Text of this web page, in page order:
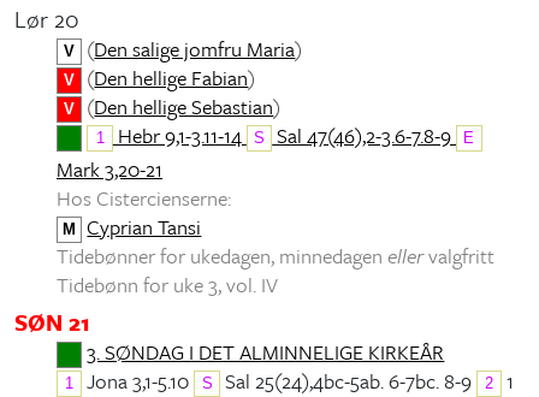
Lør 20
V (Den salige jomfru Maria)
V (Den hellige Fabian)
V (Den hellige Sebastian)
1 Hebr 9,1-3.11-14 S Sal 47(46),2-3.6-7.8-9 E
Mark 3,20-21
Hos Cistercienserne:
M
Cyprian Tansi
Tidebønner for ukedagen, minnedagen ellervalgfritt
Tidebønn for uke 3, vol. IV
SØN 21
3. SØNDAG I DET ALMINNELIGE KIRKEÅR
1 Jona 3,1-5.10 S Sal 25(24),4bc-5ab. 6-7bc. 8-9 2
1